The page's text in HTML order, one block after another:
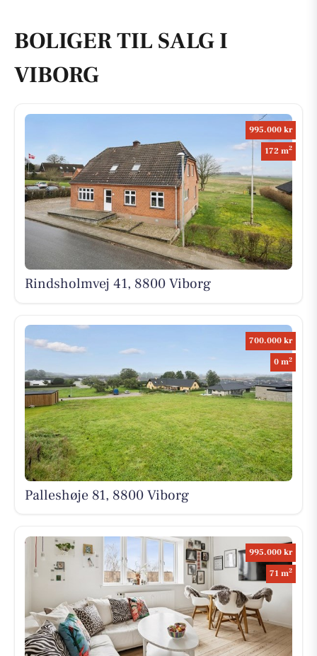
BOLIGER TIL SALG I
VIBORG
995.000 kr
172 m2
Rindsholmvej 41, 8800 Viborg
700.000 kr
0 m2
Palleshøje 81, 8800 Viborg
995.000 kr
71 m2